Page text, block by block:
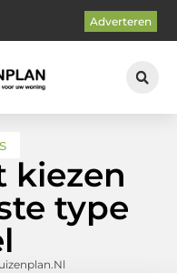
Adverteren
kiezen
type